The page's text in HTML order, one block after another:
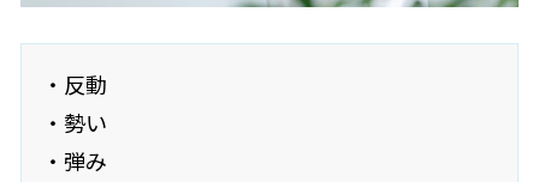
・反動
・勢い
・弾み